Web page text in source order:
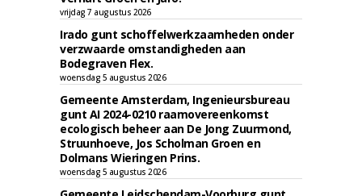
vrijdag 7 augustus 2026
Irado gunt schoffelwerkzaamheden onder
verzwaarde omstandigheden aan
Bodegraven Flex.
woensdag 5 augustus 2026
Gemeente Amsterdam, Ingenieursbureau
gunt AI 2024-0210 raamovereenkomst
ecologisch beheer aan De Jong Zuurmond,
Struunhoeve, Jos Scholman Groen en
Dolmans Wieringen Prins.
woensdag 5 augustus 2026